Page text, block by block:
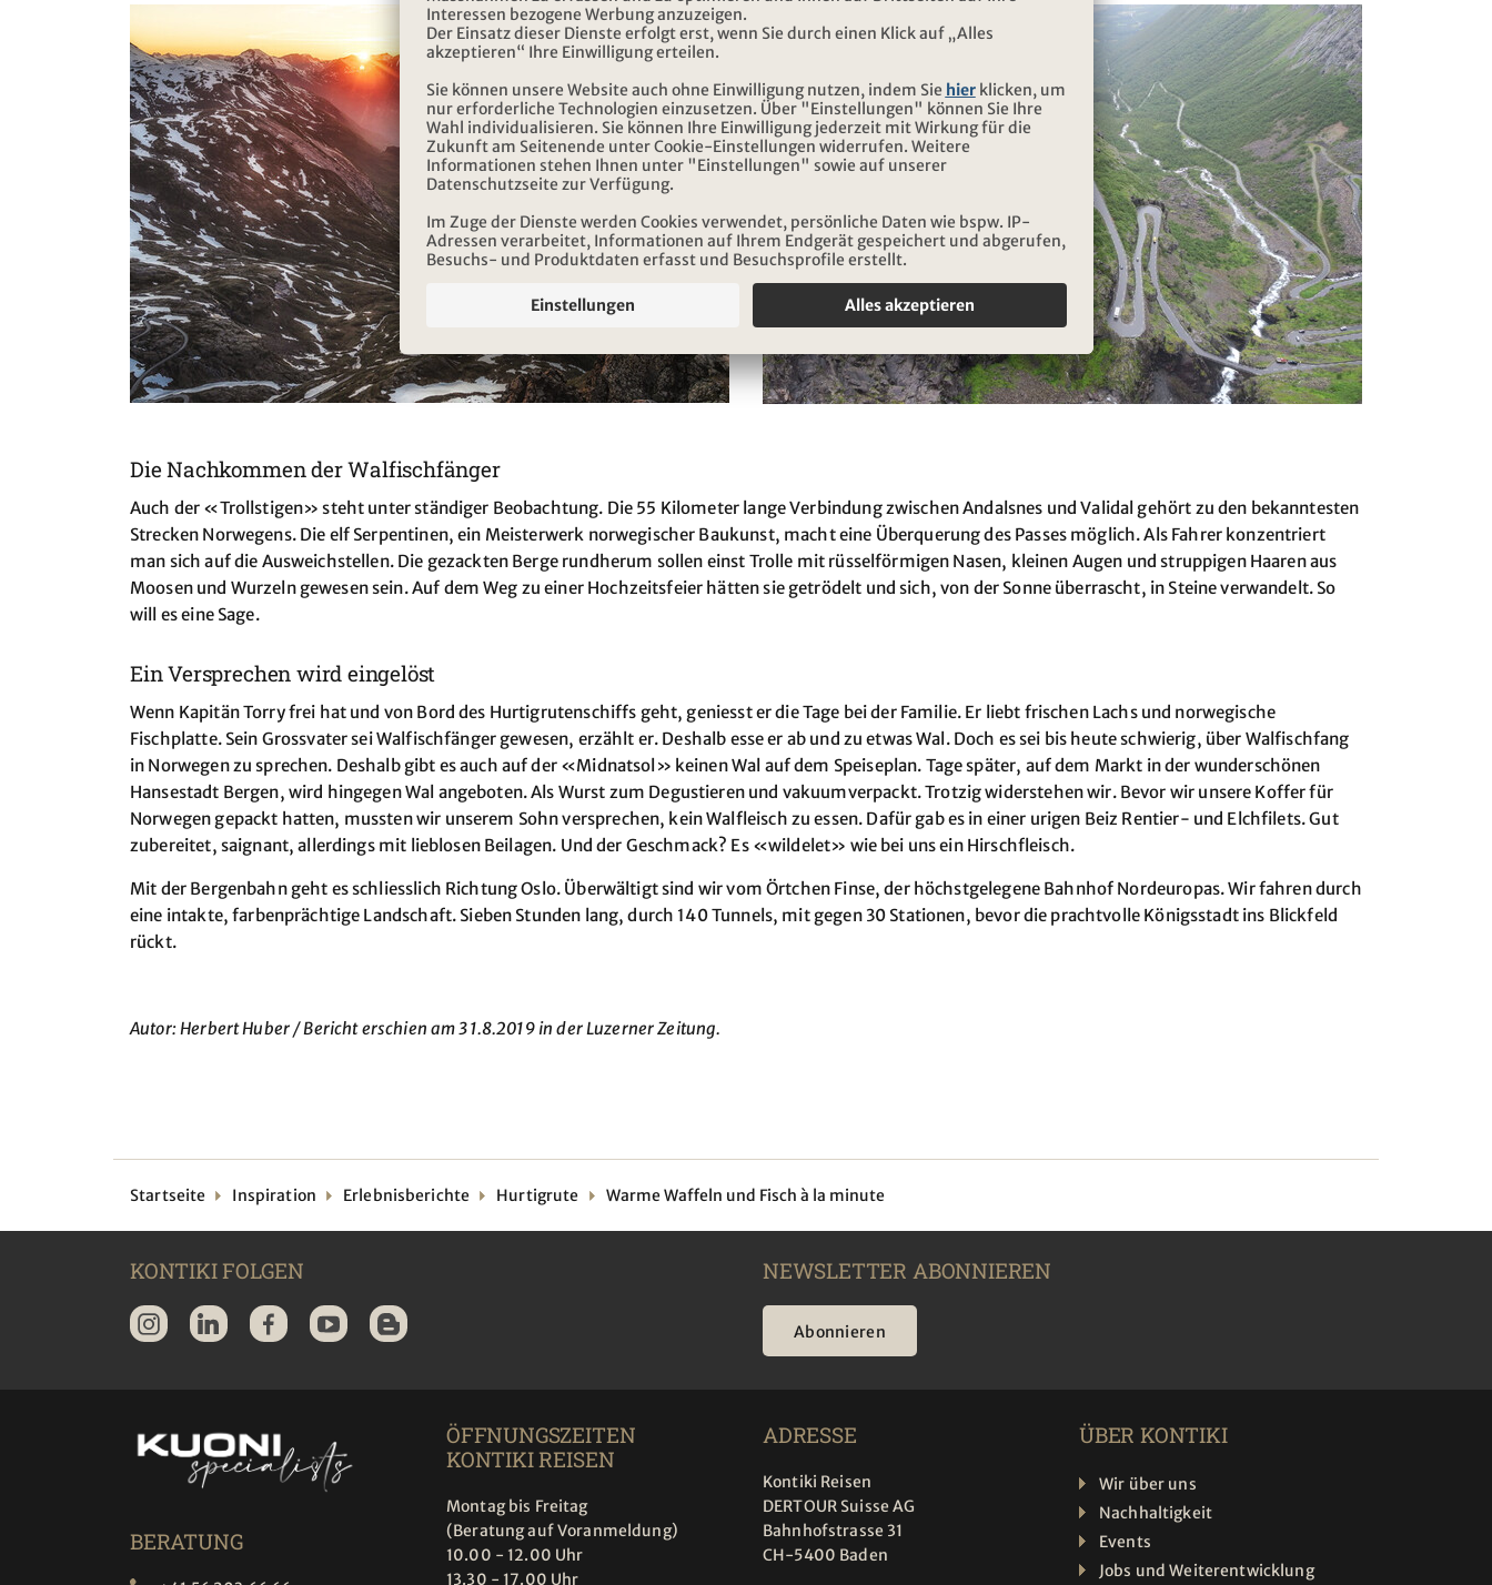
Die Nachkommen der Walfischfänger
Auch der «Trollstigen» steht unter ständiger Beobachtung. Die 55 Kilometer lange Verbindung zwischen Andalsnes und Validal gehört zu den bekanntesten
Strecken Norwegens. Die elf Serpentinen, ein Meisterwerk norwegischer Baukunst, macht eine Überquerung des Passes möglich. Als Fahrer konzentriert
man sich auf die Ausweichstellen. Die gezackten Berge rundherum sollen einst Trolle mit rüsselförmigen Nasen, kleinen Augen und struppigen Haaren aus
Moosen und Wurzeln gewesen sein. Auf dem Weg zu einer Hochzeitsfeier hätten sie getrödelt und sich, von der Sonne überrascht, in Steine verwandelt. So
will es eine Sage.
Ein Versprechen wird eingelöst
Wenn Kapitän Torry frei hat und von Bord des Hurtigrutenschiffs geht, geniesst er die Tage bei der Familie. Er liebt frischen Lachs und norwegische
Fischplatte. Sein Grossvater sei Walfischfänger gewesen, erzählt er. Deshalb esse er ab und zu etwas Wal. Doch es sei bis heute schwierig, über Walfischfang
in Norwegen zu sprechen. Deshalb gibt es auch auf der «Midnatsol» keinen Wal auf dem Speiseplan. Tage später, auf dem Markt in der wunderschönen
Hansestadt Bergen, wird hingegen Wal angeboten. Als Wurst zum Degustieren und vakuumverpackt. Trotzig widerstehen wir. Bevor wir unsere Koffer für
Norwegen gepackt hatten, mussten wir unserem Sohn versprechen, kein Walfleisch zu essen. Dafür gab es in einer urigen Beiz Rentier- und Elchfilets. Gut
zubereitet, saignant, allerdings mit lieblosen Beilagen. Und der Geschmack? Es «wildelet» wie bei uns ein Hirschfleisch.
Mit der Bergenbahn geht es schliesslich Richtung Oslo. Überwältigt sind wir vom Örtchen Finse, der höchstgelegene Bahnhof Nordeuropas. Wir fahren durch
eine intakte, farbenprächtige Landschaft. Sieben Stunden lang, durch 140 Tunnels, mit gegen 30 Stationen, bevor die prachtvolle Königsstadt ins Blickfeld
rückt.
Autor: Herbert Huber / Bericht erschien am 31.8.2019 in der Luzerner Zeitung.
Startseite Inspiration Erlebnisberichte Hurtigrute Warme Waffeln und Fisch à la minute
KONTIKI FOLGEN NEWSLETTER ABONNIEREN
Abonnieren
BERATUNG
ÖFFNUNGSZEITEN
KONTIKI REISEN
Montag bis Freitag
(Beratung auf Voranmeldung)
10.00 - 12.00 Uhr
13.30 - 17.00 Uhr
ADRESSE
Kontiki Reisen
DERTOUR Suisse AG
Bahnhofstrasse 31
CH-5400 Baden
ÜBER KONTIKI
Wir über uns
Nachhaltigkeit
Events
Jobs und Weiterentwicklung